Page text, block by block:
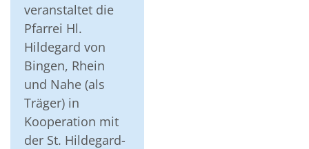
veranstaltet die
Pfarrei Hl.
Hildegard von
Bingen, Rhein
und Nahe (als
Träger) in
Kooperation mit
der St. Hildegard-